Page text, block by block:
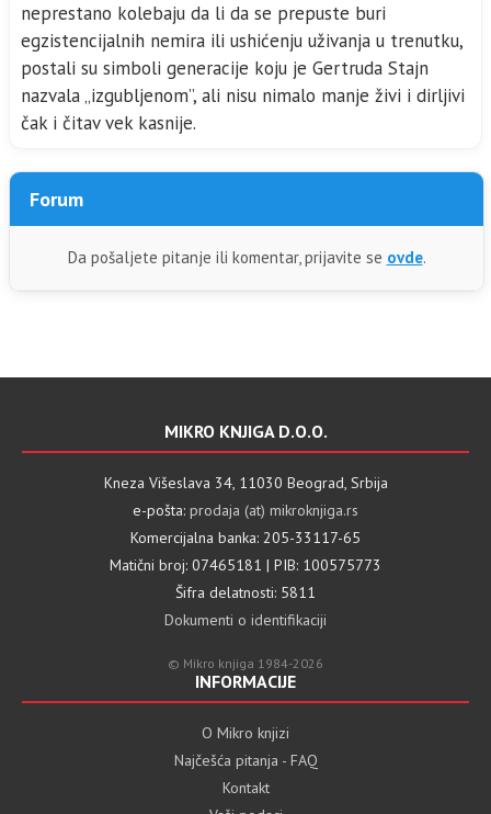
neprestano kolebaju da li da se prepuste buri
egzistencijalnih nemira ili ushićenju uživanja u trenutku,
postali su simboli generacije koju je Gertruda Stajn
nazvala „izgubljenom”, ali nisu nimalo manje živi i dirljivi
čak i čitav vek kasnije.
Forum
Da pošaljete pitanje ili komentar, prijavite se ovde.
MIKRO KNJIGA D.O.O.
Kneza Višeslava 34, 11030 Beograd, Srbija
e-pošta: prodaja (at) mikroknjiga.rs
Komercijalna banka: 205-33117-65
Matični broj: 07465181 | PIB: 100575773
Šifra delatnosti: 5811
Dokumenti o identifikaciji
© Mikro knjiga 1984-2026
INFORMACIJE
O Mikro knjizi
Najčešća pitanja - FAQ
Kontakt